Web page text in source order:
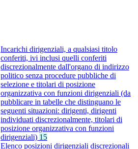
Incarichi dirigenziali, a qualsiasi titolo
conferiti, ivi inclusi quelli conferiti
discrezionalmente dall'organo di indirizzo
politico senza procedure pubbliche di
selezione e titolari di posizione
organizzativa con funzioni dirigenziali (da
pubblicare in tabelle che distinguano le
seguenti situazioni: dirigenti, dirigenti
individuati discrezionalmente, titolari di
posizione organizzativa con funzioni
dirigenziali) 15
Elenco posizioni dirigenziali discrezionali